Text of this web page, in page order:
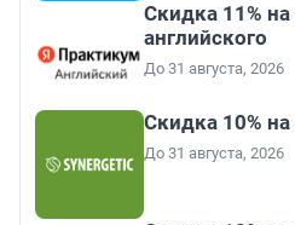
Скидка 11%
английского
До 31 августа, 2026
Скидка 10%
До 31 августа, 2026